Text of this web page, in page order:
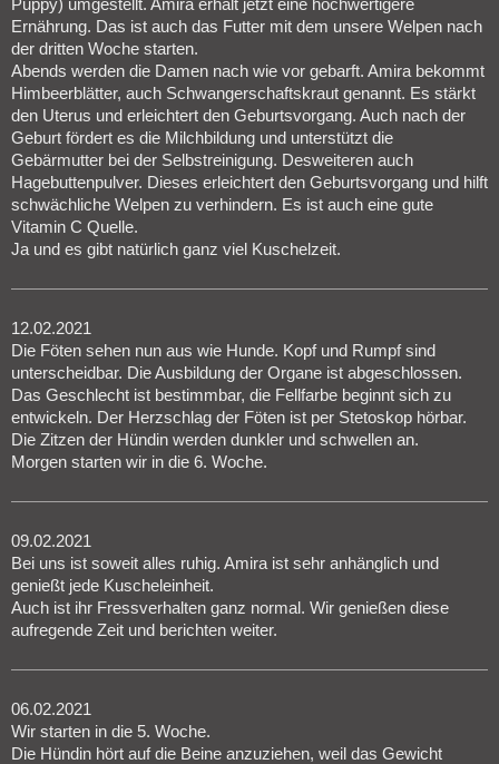
Ernährung. Das ist auch das Futter mit dem unsere Welpen nach
der dritten Woche starten.
Abends werden die Damen nach wie vor gebarft. Amira bekommt
Himbeerblätter, auch Schwangerschaftskraut genannt. Es stärkt
den Uterus und erleichtert den Geburtsvorgang. Auch nach der
Geburt fördert es die Milchbildung und unterstützt die
Gebärmutter bei der Selbstreinigung. Desweiteren auch
Hagebuttenpulver. Dieses erleichtert den Geburtsvorgang und hilft
schwächliche Welpen zu verhindern. Es ist auch eine gute
Vitamin C Quelle.
Ja und es gibt natürlich ganz viel Kuschelzeit.
12.02.2021
Die Föten sehen nun aus wie Hunde. Kopf und Rumpf sind
unterscheidbar. Die Ausbildung der Organe ist abgeschlossen.
Das Geschlecht ist bestimmbar, die Fellfarbe beginnt sich zu
entwickeln. Der Herzschlag der Föten ist per Stetoskop hörbar.
Die Zitzen der Hündin werden dunkler und schwellen an.
Morgen starten wir in die 6. Woche.
09.02.2021
Bei uns ist soweit alles ruhig. Amira ist sehr anhänglich und
genießt jede Kuscheleinheit.
Auch ist ihr Fressverhalten ganz normal. Wir genießen diese
aufregende Zeit und berichten weiter.
06.02.2021
Wir starten in die 5. Woche.
Die Hündin hört auf die Beine anzuziehen, weil das Gewicht